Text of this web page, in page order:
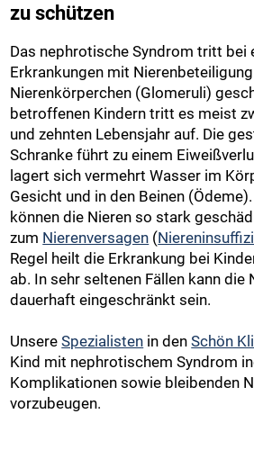
zu schützen
Das nephrotische Syndrom tritt bei
Erkrankungen mit
Nierenkörperchen (Glomeruli)
betroffenen Kindern tritt es meist
und zehnten Lebensjahr auf. Die
Schranke führt zu einem
lagert sich vermehrt Wasser im
Gesicht und in den Beinen
können die Nieren so stark
zum Nierenversagen (
Regel heilt die Erkrankung bei
ab. In sehr seltenen Fällen kann die
dauerhaft eingeschränkt sein.
UnsereSpezialisten in denSchön
Kind mit nephrotischem Syndrom
Komplikationen sowie bleibenden
vorzubeugen.